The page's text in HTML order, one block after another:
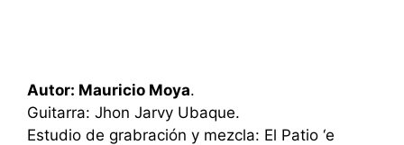
Autor: Mauricio Moya.
Guitarra: Jhon Jarvy Ubaque.
Estudio de grabración y mezcla: El Patio ‘e